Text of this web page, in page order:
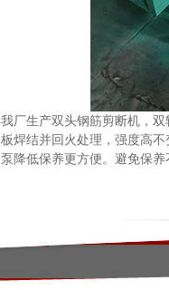
我厂生产双头钢筋剪断机，
板焊结并回火处理，强度高
泵降低保养更方便。避免保